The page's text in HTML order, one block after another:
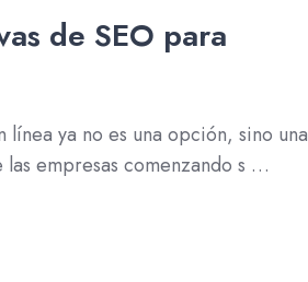
de SEO para
ya no es una opción, sino una
empresas comenzando s …